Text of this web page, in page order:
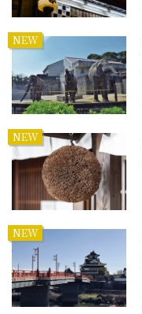
NEW
NEW
NEW